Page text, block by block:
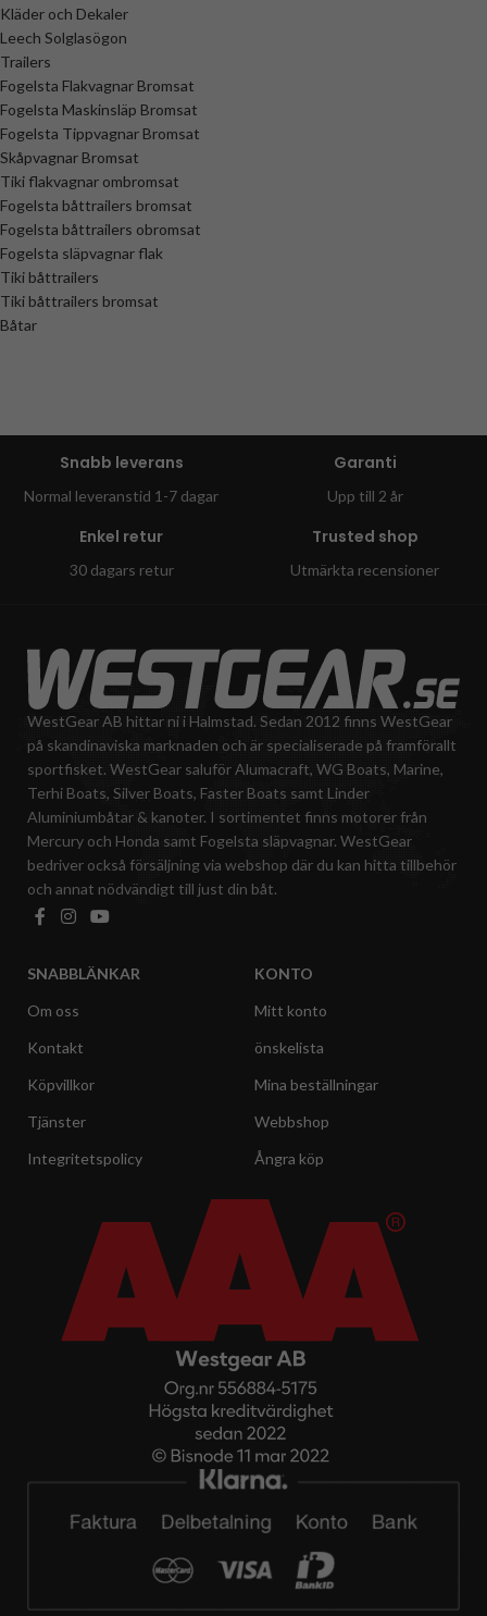
Kläder och Dekaler
Leech Solglasögon
Trailers
Fogelsta Flakvagnar Bromsat
Fogelsta Maskinsläp Bromsat
Fogelsta Tippvagnar Bromsat
Skåpvagnar Bromsat
Tiki flakvagnar ombromsat
Fogelsta båttrailers bromsat
Fogelsta båttrailers obromsat
Fogelsta släpvagnar flak
Tiki båttrailers
Tiki båttrailers bromsat
Båtar
Snabb leverans
Normal leveranstid 1-7 dagar
Garanti
Upp till 2 år
Enkel retur
30 dagars retur
Trusted shop
Utmärkta recensioner
WestGear AB hittar ni i Halmstad. Sedan 2012 finns WestGear
på skandinaviska marknaden och är specialiserade på framförallt
sportfisket. WestGear saluför Alumacraft, WG Boats, Marine,
Terhi Boats, Silver Boats, Faster Boats samt Linder
Aluminiumbåtar & kanoter. I sortimentet finns motorer från
Mercury och Honda samt Fogelsta släpvagnar. WestGear
bedriver också försäljning via webshop där du kan hitta tillbehör
och annat nödvändigt till just din båt.
SNABBLÄNKAR
Om oss
Kontakt
Köpvillkor
Tjänster
Integritetspolicy
KONTO
Mitt konto
önskelista
Mina beställningar
Webbshop
Ångra köp